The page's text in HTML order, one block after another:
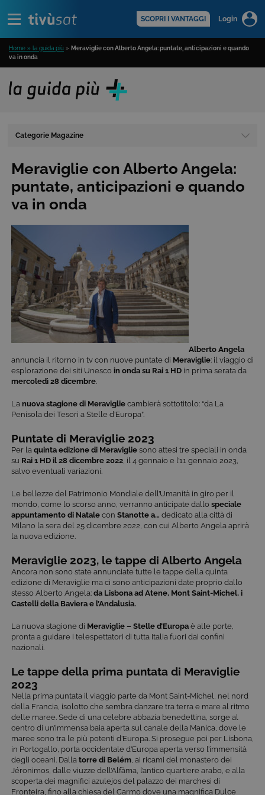
SCOPRI I VANTAGGI Login
Home » la guida più » Meraviglie con Alberto Angela: puntate, anticipazioni e quando
va in onda
Categorie Magazine
Meraviglie con Alberto Angela:
puntate, anticipazioni e quando
va in onda
Alberto Angela
annuncia il ritorno in tv con nuove puntate di Meraviglie: il viaggio di
esplorazione dei siti Unesco in onda su Rai 1 HD in prima serata da
mercoledì 28 dicembre
La nuova stagione di Meraviglie cambierà sottotitolo: “da La
Penisola dei Tesori a Stelle d’Europa”.
Puntate di Meraviglie 2023
Per la quinta edizione di Meraviglie sono attesi tre speciali in onda
su Rai 1 HD il 28 dicembre 2022 , il 4 gennaio e l’11 gennaio 2023,
salvo eventuali variazioni.
Le bellezze del Patrimonio Mondiale dell’Umanità in giro per il
mondo, come lo scorso anno, verranno anticipate dallo speciale
appuntamento di Natale con Stanotte a… dedicato alla città di
Milano la sera del 25 dicembre 2022, con cui Alberto Angela aprirà
la nuova edizione.
Meraviglie 2023, le tappe di Alberto Angela
Ancora non sono state annunciate tutte le tappe della quinta
edizione di Meraviglie ma ci sono anticipazioni date proprio dallo
stesso Alberto Angela: da Lisbona ad Atene, Mont Saint-Michel, i
Castelli della Baviera e l’Andalusia.
La nuova stagione di Meraviglie – Stelle d’Europa è alle porte,
pronta a guidare i telespettatori di tutta Italia fuori dai confini
nazionali.
Le tappe della prima puntata di Meraviglie
2023
Nella prima puntata il viaggio parte da Mont Saint-Michel, nel nord
della Francia, isolotto che sembra danzare tra terra e mare al ritmo
delle maree. Sede di una celebre abbazia benedettina, sorge al
centro di un’immensa baia aperta sul canale della Manica, dove le
maree sono tra le più potenti d’Europa. Si prosegue poi per Lisbona,
in Portogallo, porta occidentale d’Europa aperta verso l’immensità
degli oceani. Dalla torre di Belém , ai ricami del monastero dei
Jéronimos, dalle viuzze dell’Alfàma, l’antico quartiere arabo, e alla
scoperta dei magnifici azulejos del palazzo dei marchesi di
Fronteira, fino alla chiesa del Carmo dove una magnifica Dulce